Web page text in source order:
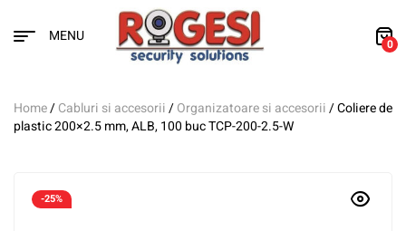
MENU 0
Home/Cabluri si accesorii/Organizatoare si accesorii/ Coliere de
plastic 200×2.5 mm, ALB, 100 buc TCP-200-2.5-W
-25%